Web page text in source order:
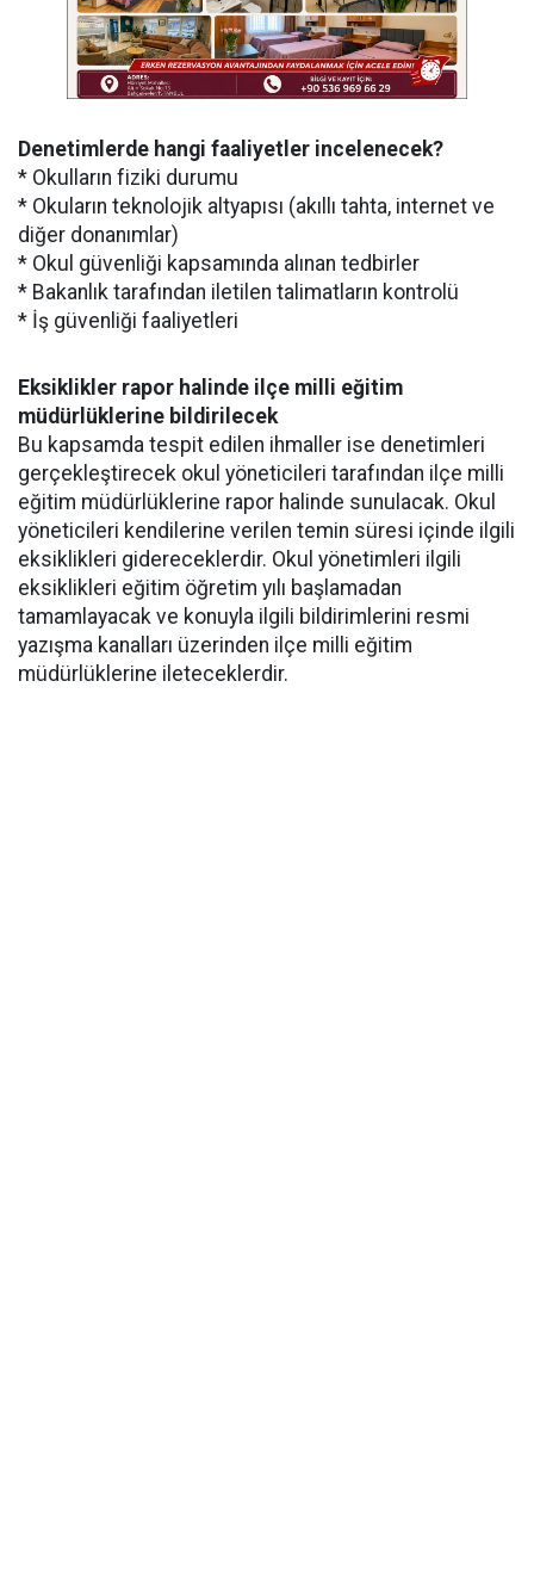
Denetimlerde hangi faaliyetler incelenecek?
* Okulların fiziki durumu
* Okuların teknolojik altyapısı (akıllı tahta, internet ve
diğer donanımlar)
* Okul güvenliği kapsamında alınan tedbirler
* Bakanlık tarafından iletilen talimatların kontrolü
* İş güvenliği faaliyetleri
Eksiklikler rapor halinde ilçe milli eğitim
müdürlüklerine bildirilecek
Bu kapsamda tespit edilen ihmaller ise denetimleri
gerçekleştirecek okul yöneticileri tarafından ilçe milli
eğitim müdürlüklerine rapor halinde sunulacak. Okul
yöneticileri kendilerine verilen temin süresi içinde ilgili
eksiklikleri gidereceklerdir. Okul yönetimleri ilgili
eksiklikleri eğitim öğretim yılı başlamadan
tamamlayacak ve konuyla ilgili bildirimlerini resmi
yazışma kanalları üzerinden ilçe milli eğitim
müdürlüklerine ileteceklerdir.